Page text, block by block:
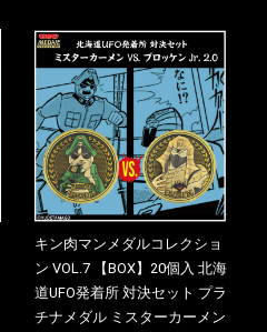
キン肉マンメダルコレクショ
ン VOL.7 【BOX】20個入 北海
道UFO発着所 対決セット プラ
チナメダル ミスターカーメン